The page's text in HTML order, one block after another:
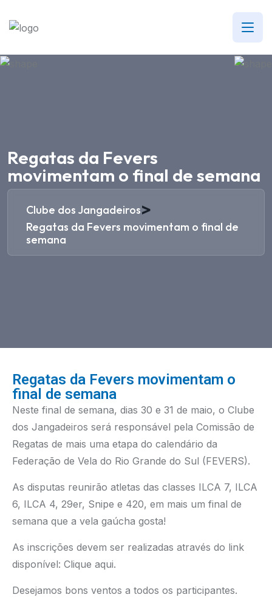
Regatas da Fevers
movimentam o final de semana
Clube dos Jangadeiros>
Regatas da Fevers movimentam o final de
semana
Regatas da Fevers movimentam o
final de semana
Neste final de semana, dias 30 e 31 de maio, o Clube
dos Jangadeiros será responsável pela Comissão de
Regatas de mais uma etapa do calendário da
Federação de Vela do Rio Grande do Sul (FEVERS).
As disputas reunirão atletas das classes ILCA 7, ILCA
6, ILCA 4, 29er, Snipe e 420, em mais um final de
semana que a vela gaúcha gosta!
As inscrições devem ser realizadas através do link
disponível: Clique aqui.
Desejamos bons ventos a todos os participantes.